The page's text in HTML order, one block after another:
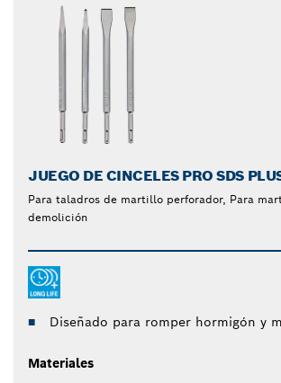
JUEGO DE CINCELES PRO SDS
Para taladros de martillo perforador, Para
demolición
Diseñado para romper hormigón y
Materiales